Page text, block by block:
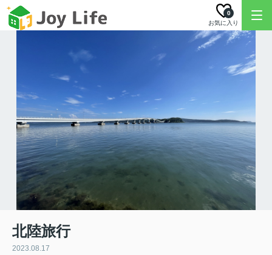
お気に入り
0
北陸旅行
2023.08.17